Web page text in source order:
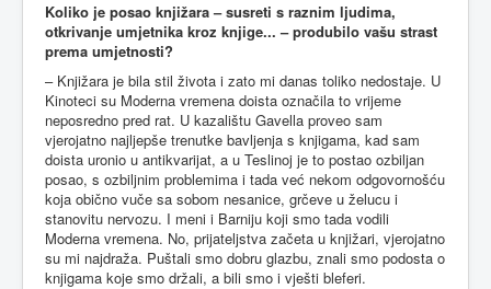
Koliko je posao knjižara – susreti s raznim ljudima,
otkrivanje umjetnika kroz knjige... – produbilo vašu strast
prema umjetnosti?
– Knjižara je bila stil života i zato mi danas toliko nedostaje. U
Kinoteci su Moderna vremena doista označila to vrijeme
neposredno pred rat. U kazalištu Gavella proveo sam
vjerojatno najljepše trenutke bavljenja s knjigama, kad sam
doista uronio u antikvarijat, a u Teslinoj je to postao ozbiljan
posao, s ozbiljnim problemima i tada već nekom odgovornošću
koja obično vuče sa sobom nesanice, grčeve u želucu i
stanovitu nervozu. I meni i Barniju koji smo tada vodili
Moderna vremena. No, prijateljstva začeta u knjižari, vjerojatno
su mi najdraža. Puštali smo dobru glazbu, znali smo podosta o
knjigama koje smo držali, a bili smo i vješti bleferi.